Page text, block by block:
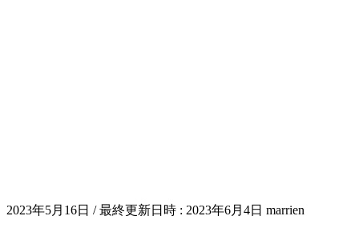
2023年5月16日 / 最終更新日時 : 2023年6月4日 marrien